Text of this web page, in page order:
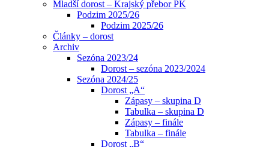
Mladší dorost – Krajský přebor PK
Podzim 2025/26
Podzim 2025/26
Články – dorost
Archiv
Sezóna 2023/24
Dorost – sezóna 2023/2024
Sezóna 2024/25
Dorost „A“
Zápasy – skupina D
Tabulka – skupina D
Zápasy – finále
Tabulka – finále
Dorost „B“